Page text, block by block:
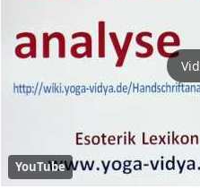
YouTube